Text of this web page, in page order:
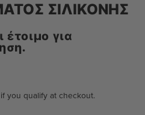
ΣΙΛΙΚΌΝΗΣ
έτοιμο για
you qualify at checkout.